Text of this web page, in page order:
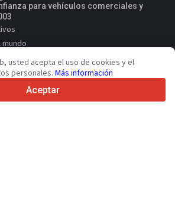
para vehículos comerciales y
usted acepta el uso de cookies y el
personales. Más información
Aceptar